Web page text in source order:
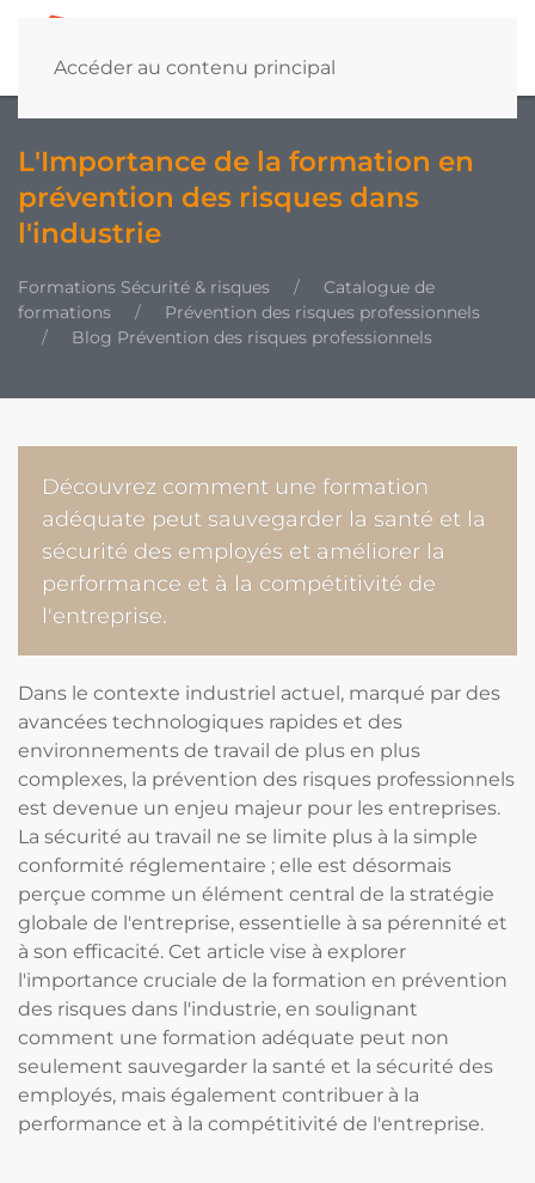
Accéder au contenu principal
L'Importance de la formation en
prévention des risques dans
l'industrie
Formations Sécurité & risques
Catalogue de
formations
Prévention des risques professionnels
Blog Prévention des risques professionnels
Découvrez comment une formation
adéquate peut sauvegarder la santé et la
sécurité des employés et améliorer la
performance et à la compétitivité de
l'entreprise.
Dans le contexte industriel actuel, marqué par des
avancées technologiques rapides et des
environnements de travail de plus en plus
complexes, la prévention des risques professionnels
est devenue un enjeu majeur pour les entreprises.
La sécurité au travail ne se limite plus à la simple
conformité réglementaire ; elle est désormais
perçue comme un élément central de la stratégie
globale de l'entreprise, essentielle à sa pérennité et
à son efficacité. Cet article vise à explorer
l'importance cruciale de la formation en prévention
des risques dans l'industrie, en soulignant
comment une formation adéquate peut non
seulement sauvegarder la santé et la sécurité des
employés, mais également contribuer à la
performance et à la compétitivité de l'entreprise.